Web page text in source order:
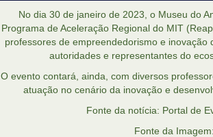
No dia 30 de janeiro de 2023, o Museu do
Programa de Aceleração Regional do MIT
professores de empreendedorismo e
autoridades e representantes do
O evento contará, ainda, com diversos
atuação no cenário da inovação e
Fonte da notícia: Portal de
Fonte da